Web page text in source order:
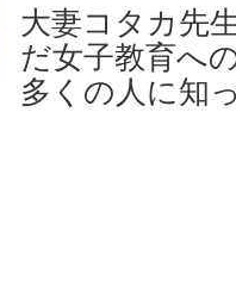
大妻コタカ先
だ女子教育へ
多くの人に知